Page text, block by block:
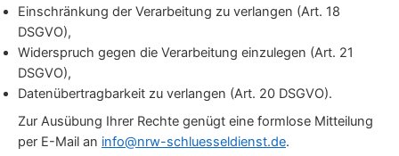
Einschränkung der Verarbeitung zu verlangen (Art. 18
DSGVO),
Widerspruch gegen die Verarbeitung einzulegen (Art. 21
DSGVO),
Datenübertragbarkeit zu verlangen (Art. 20 DSGVO).
Zur Ausübung Ihrer Rechte genügt eine formlose Mitteilung
per E-Mail an info@nrw-schluesseldienst.de.